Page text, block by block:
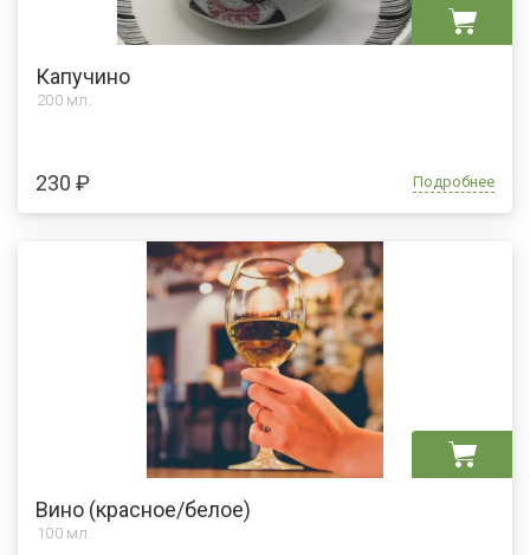
Капучино
200 мл.
230 ₽ Подробнее
Вино (красное/белое)
100 мл.